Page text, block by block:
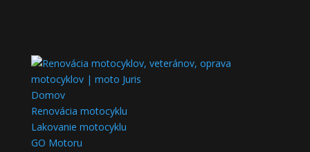
Domov
Renovácia motocyklu
Lakovanie motocyklu
GO Motoru